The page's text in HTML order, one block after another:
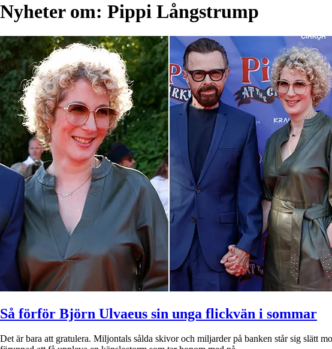
Nyheter om: Pippi Långstrump
Så förför Björn Ulvaeus sin unga flickvän i sommar
Det är bara att gratulera. Miljontals sålda skivor och miljarder på banken står sig slätt